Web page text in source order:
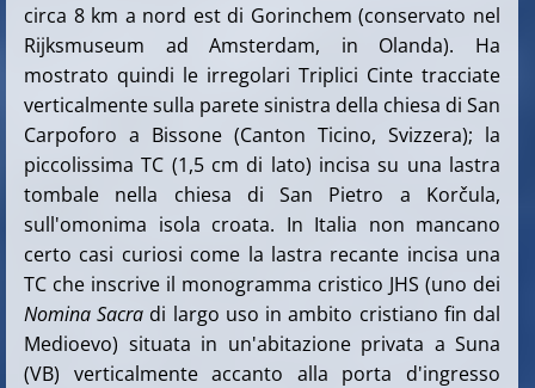
circa 8 km a nord est di Gorinchem (conservato nel
Rijksmuseum ad Amsterdam, in Olanda). Ha
mostrato quindi le irregolari Triplici Cinte tracciate
verticalmente sulla parete sinistra della chiesa di San
Carpoforo a Bissone (Canton Ticino, Svizzera); la
piccolissima TC (1,5 cm di lato) incisa su una lastra
tombale nella chiesa di San Pietro a Korčula,
sull'omonima isola croata. In Italia non mancano
certo casi curiosi come la lastra recante incisa una
TC che inscrive il monogramma cristico JHS (uno dei
Nomina Sacra di largo uso in ambito cristiano fin dal
Medioevo) situata in un'abitazione privata a Suna
(VB) verticalmente accanto alla porta d'ingresso